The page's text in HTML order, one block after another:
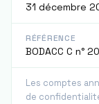
31 décembre
RÉFÉRENCE
BODACC C n°
Les comptes
de